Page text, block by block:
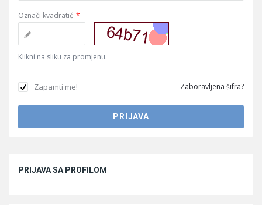
Označi kvadratić *
Klikni na sliku za promjenu.
Zapamti me! Zaboravljena šifra?
PRIJAVA SA PROFILOM